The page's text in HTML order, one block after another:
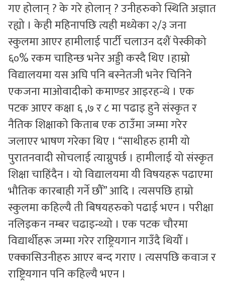
गए होलान् ? के गरे होलान् ? उनीहरुको स्थिति अज्ञात
रह्यो । केही महिनापछि त्यही मध्येका २/३ जना
स्कुलमा आएर हामीलाई पार्टी चलाउन दशैं पेस्कीको
६०% रकम चाहिन्छ भनेर अड्डी कस्दै थिए ।हाम्रो
विद्यालयमा यस अघि पनि बस्नेतजी भनेर चिनिने
एकजना माओवादीको कमाण्डर आइरहन्थे । एक
पटक आएर कक्षा ६ ,७ र ८ मा पढाइ हुने संस्कृत र
नैतिक शिक्षाको किताब एक ठाउँमा जम्मा गरेर
जलाएर भाषण गरेका थिए । “साथीहरु हामी यो
पुरातनवादी सोचलाई त्याग्नुपर्छ । हामीलाई यो संस्कृत
शिक्षा चाहिंदैन । यो विद्यालयमा यी विषयहरू पढाएमा
भौतिक कारबाही गर्ने छौँ” आदि । त्यसपछि हाम्रो
स्कुलमा कहिल्यै ती बिषयहरुको पढाई भएन । परीक्षा
नलिइकन नम्बर चढाइन्थ्यो । एक पटक चौरमा
विद्यार्थीहरू जम्मा गरेर राष्ट्रियगान गाउँदै थियौँ ।
एक्कासिउनीहरु आएर बन्द गराए । त्यसपछि कवाज र
राष्ट्रियगान पनि कहिल्यै भएन ।